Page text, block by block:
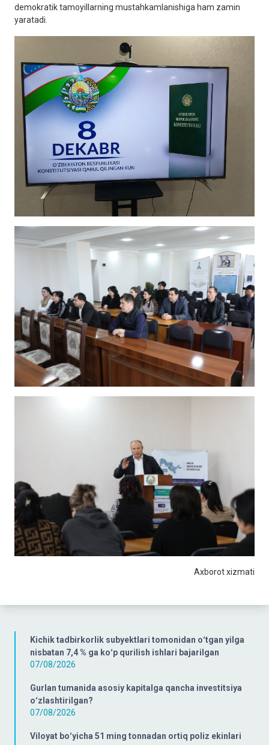
Kichik tadbirkorlik subyektlari tomonidan oʻtgan yilga
nisbatan 7,4 % ga koʻp qurilish ishlari bajarilgan
07/08/2026
Gurlan tumanida asosiy kapitalga qancha investitsiya
oʻzlashtirilgan?
07/08/2026
Viloyat boʻyicha 51 ming tonnadan ortiq poliz ekinlari
demokratik tamoyillarning mustahkamlanishiga ham zamin
yaratadi.
Axborot xizmati